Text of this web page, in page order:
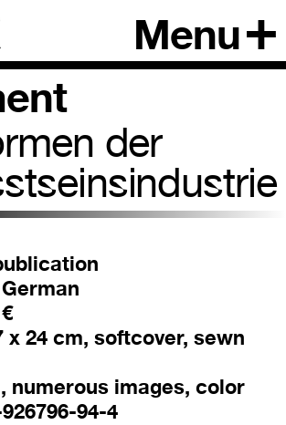
Menu
der
German
x 24 cm, softcover, sewn
numerous images, color
94-4